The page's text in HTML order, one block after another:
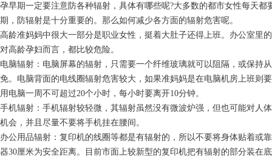
孕早期一定要注意防各种辐射，具体有哪些呢?大多数的都市女性每天
期，防辐射是十分重要的。那么如何减少各方面的辐射危害呢。
高龄准妈妈中很大一部分是职业女性，挺着大肚子还得上班。办公室里
对高龄孕妇而言，都比较危险。
电脑辐射：电脑屏幕的辐射，只需要一个纤维玻璃就可以阻隔，或保持
免。电脑背面的电线圈辐射危害较大，如果准妈妈是在电脑机房上班则
用电脑一周不可超过20个小时，每小时要离开10分钟。
手机辐射：手机辐射较轻微，其辐射虽然没有微波炉强，但也可能对人
机会，并且尽量不要将手机挂在腰间。
办公用品辐射：复印机的线圈等都是有辐射的，所以不要将身体贴着或
器30厘米为安全距离。目前市面上较新型的复印机把有辐射的部分装在